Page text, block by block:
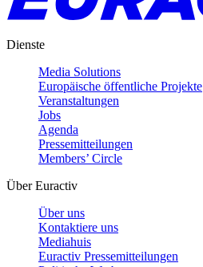
Dienste
Media Solutions
Europäische öffentliche Projekte
Veranstaltungen
Jobs
Agenda
Pressemitteilungen
Members’ Circle
Über Euractiv
Über uns
Kontaktiere uns
Mediahuis
Euractiv Pressemitteilungen